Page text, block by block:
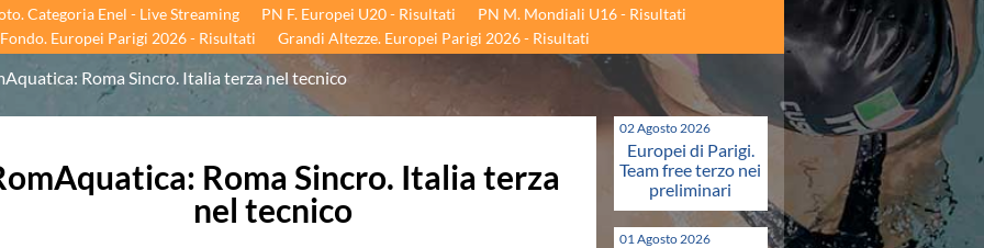
Categoria Enel - Live Streaming PN F. Europei U20 - Risultati
PN M. Mondiali U16 - Risultati
Fondo. Europei Parigi 2026 - Risultati Grandi Altezze. Europei Parigi 2026 - Risultati
Roma Sincro. Italia terza nel tecnico
Roma Sincro. Italia terza
nel tecnico
02 Agosto 2026
Europei di Parigi.
Team free terzo nei
preliminari
01 Agosto 2026